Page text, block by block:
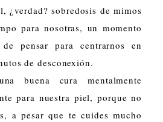
¿verdad? sobredosis de mimos
para nosotras, un momento
pensar para centrarnos en
de desconexión.
buena cura mentalmente
para nuestra piel, porque no
a pesar que te cuides mucho